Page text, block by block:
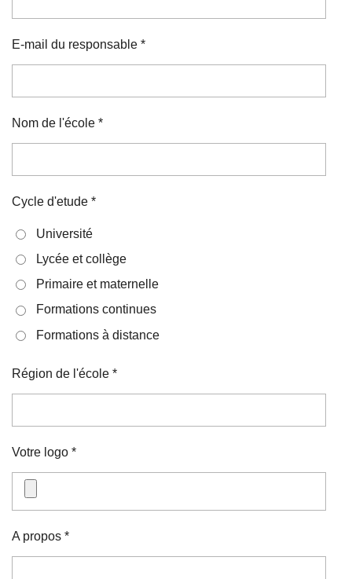
E-mail du responsable *
Nom de l'école *
Cycle d'etude *
Université
Lycée et collège
Primaire et maternelle
Formations continues
Formations à distance
Région de l'école *
Votre logo *
A propos *